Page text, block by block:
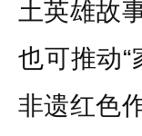
土英雄故
也可推动
非遗红色